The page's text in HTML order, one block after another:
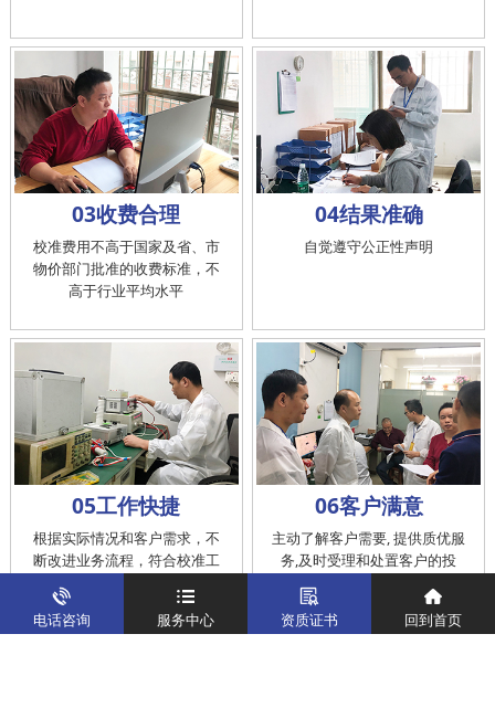
03收费合理
校准费用不高于国家及省、市
物价部门批准的收费标准，不
高于行业平均水平
04结果准确
自觉遵守公正性声明
05工作快捷
根据实际情况和客户需求，不
断改进业务流程，符合校准工
作在服务的时间标准内完成
06客户满意
主动了解客户需要, 提供质优服
务,及时受理和处置客户的投
诉，提供快捷、方便的后续服
电话咨询 服务中心 资质证书 回到首页